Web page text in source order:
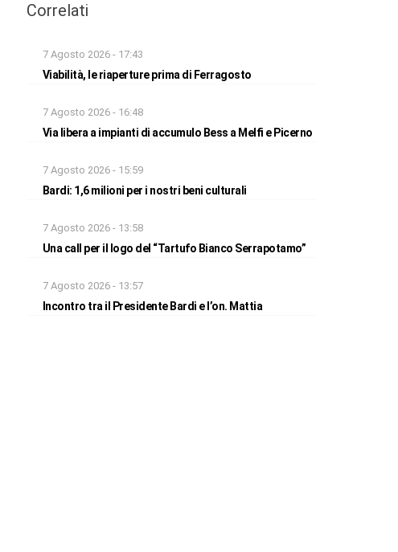
Correlati
7 Agosto 2026 - 17:43
Viabilità, le riaperture prima di Ferragosto
7 Agosto 2026 - 16:48
Via libera a impianti di accumulo Bess a Melfi e Picerno
7 Agosto 2026 - 15:59
Bardi: 1,6 milioni per i nostri beni culturali
7 Agosto 2026 - 13:58
Una call per il logo del “Tartufo Bianco Serrapotamo”
7 Agosto 2026 - 13:57
Incontro tra il Presidente Bardi e l’on. Mattia